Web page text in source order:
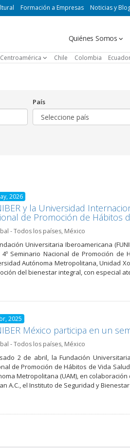
Formación a Empresas Noticias y
Navegación
Quiénes Somos
Centroamérica Chile Colombia
País
2026
y la Universidad
de Promoción de Hábitos
- Todos los países, México
Universitaria Iberoamericana
Seminario Nacional de Promoción
Autónoma Metropolitana, Unidad
del bienestar integral, con especial
2025
México participa en un
- Todos los países, México
2 de abril, la Fundación
de Promoción de Hábitos de Vida
Metropolitana (UAM), en
A.C., el Instituto de Seguridad y